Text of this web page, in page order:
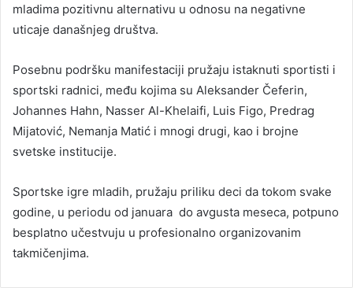
mladima pozitivnu alternativu u odnosu na negativne
uticaje današnjeg društva.
Posebnu podršku manifestaciji pružaju istaknuti sportisti i
sportski radnici, među kojima su Aleksander Čeferin,
Johannes Hahn, Nasser Al-Khelaifi, Luis Figo, Predrag
Mijatović, Nemanja Matić i mnogi drugi, kao i brojne
svetske institucije.
Sportske igre mladih, pružaju priliku deci da tokom svake
godine, u periodu od januara do avgusta meseca, potpuno
besplatno učestvuju u profesionalno organizovanim
takmičenjima.